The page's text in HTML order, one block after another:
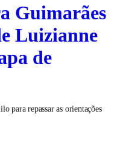
Guimarães
Luizianne
de
para repassar as orientações